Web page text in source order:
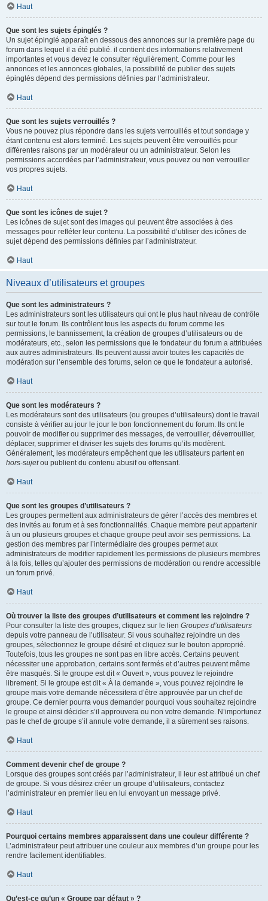
Haut
Que sont les sujets épinglés ?
Un sujet épinglé apparaît en dessous des annonces sur la première page du
forum dans lequel il a été publié. il contient des informations relativement
importantes et vous devez le consulter régulièrement. Comme pour les
annonces et les annonces globales, la possibilité de publier des sujets
épinglés dépend des permissions définies par l’administrateur.
Haut
Que sont les sujets verrouillés ?
Vous ne pouvez plus répondre dans les sujets verrouillés et tout sondage y
étant contenu est alors terminé. Les sujets peuvent être verrouillés pour
différentes raisons par un modérateur ou un administrateur. Selon les
permissions accordées par l’administrateur, vous pouvez ou non verrouiller
vos propres sujets.
Haut
Que sont les icônes de sujet ?
Les icônes de sujet sont des images qui peuvent être associées à des
messages pour refléter leur contenu. La possibilité d’utiliser des icônes de
sujet dépend des permissions définies par l’administrateur.
Haut
Niveaux d’utilisateurs et groupes
Que sont les administrateurs ?
Les administrateurs sont les utilisateurs qui ont le plus haut niveau de contrôle
sur tout le forum. Ils contrôlent tous les aspects du forum comme les
permissions, le bannissement, la création de groupes d’utilisateurs ou de
modérateurs, etc., selon les permissions que le fondateur du forum a attribuées
aux autres administrateurs. Ils peuvent aussi avoir toutes les capacités de
modération sur l’ensemble des forums, selon ce que le fondateur a autorisé.
Haut
Que sont les modérateurs ?
Les modérateurs sont des utilisateurs (ou groupes d’utilisateurs) dont le travail
consiste à vérifier au jour le jour le bon fonctionnement du forum. Ils ont le
pouvoir de modifier ou supprimer des messages, de verrouiller, déverrouiller,
déplacer, supprimer et diviser les sujets des forums qu’ils modèrent.
Généralement, les modérateurs empêchent que les utilisateurs partent en
hors-sujetou publient du contenu abusif ou offensant.
Haut
Que sont les groupes d’utilisateurs ?
Les groupes permettent aux administrateurs de gérer l’accès des membres et
des invités au forum et à ses fonctionnalités. Chaque membre peut appartenir
à un ou plusieurs groupes et chaque groupe peut avoir ses permissions. La
gestion des membres par l’intermédiaire des groupes permet aux
administrateurs de modifier rapidement les permissions de plusieurs membres
à la fois, telles qu’ajouter des permissions de modération ou rendre accessible
un forum privé.
Haut
Où trouver la liste des groupes d’utilisateurs et comment les rejoindre ?
Pour consulter la liste des groupes, cliquez sur le lien Groupes d’utilisateurs
depuis votre panneau de l’utilisateur. Si vous souhaitez rejoindre un des
groupes, sélectionnez le groupe désiré et cliquez sur le bouton approprié.
Toutefois, tous les groupes ne sont pas en libre accès. Certains peuvent
nécessiter une approbation, certains sont fermés et d’autres peuvent même
être masqués. Si le groupe est dit « Ouvert », vous pouvez le rejoindre
librement. Si le groupe est dit « À la demande », vous pouvez rejoindre le
groupe mais votre demande nécessitera d’être approuvée par un chef de
groupe. Ce dernier pourra vous demander pourquoi vous souhaitez rejoindre
le groupe et ainsi décider s’il approuvera ou non votre demande. N’importunez
pas le chef de groupe s’il annule votre demande, il a sûrement ses raisons.
Haut
Comment devenir chef de groupe ?
Lorsque des groupes sont créés par l’administrateur, il leur est attribué un chef
de groupe. Si vous désirez créer un groupe d’utilisateurs, contactez
l’administrateur en premier lieu en lui envoyant un message privé.
Haut
Pourquoi certains membres apparaissent dans une couleur différente ?
L’administrateur peut attribuer une couleur aux membres d’un groupe pour les
rendre facilement identifiables.
Haut
Qu’est-ce qu’un « Groupe par défaut » ?